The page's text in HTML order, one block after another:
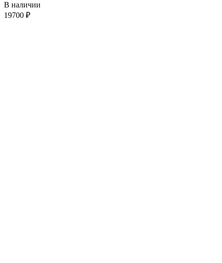
В наличии
19700 ₽